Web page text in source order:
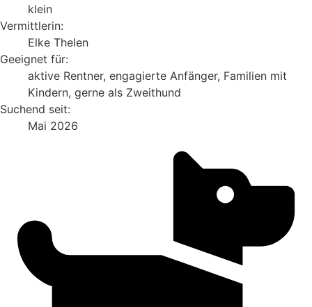
klein
Vermittlerin:
Elke Thelen
Geeignet für:
aktive Rentner, engagierte Anfänger, Familien mit
Kindern, gerne als Zweithund
Suchend seit:
Mai 2026